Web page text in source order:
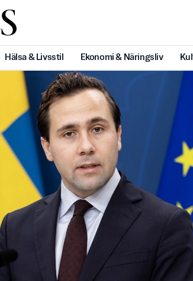
Hälsa & Livsstil Ekonomi & Näringsliv